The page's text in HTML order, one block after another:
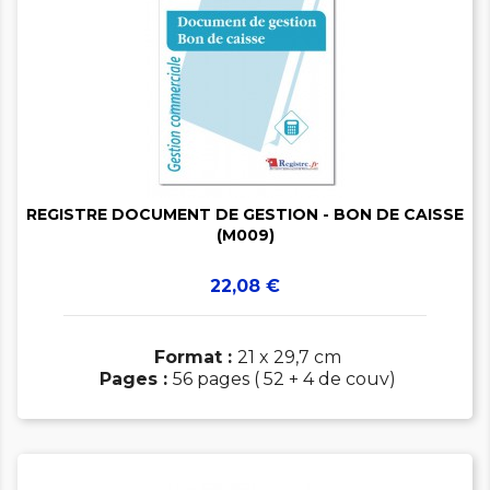


REGISTRE DOCUMENT DE GESTION - BON DE CAISSE
(M009)
Prix
22,08 €
Format : 21 x 29,7 cm
Pages : 56 pages ( 52 + 4 de couv)